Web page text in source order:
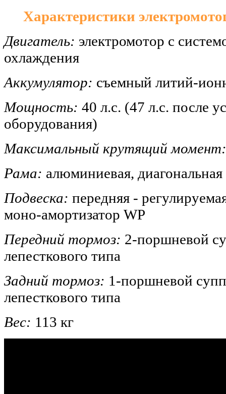
Характеристики
Двигатель: электромотор с
охлаждения
Аккумулятор: съемный литий-
Мощность: 40 л.с. (47 л.с. после
оборудования)
Максимальный крутящий момент:
Рама: алюминиевая, диагональная
Подвеска: передняя -
моно-амортизатор WP
Передний тормоз: 2-поршневой
лепесткового типа
Задний тормоз: 1-поршневой
лепесткового типа
Вес: 113 кг